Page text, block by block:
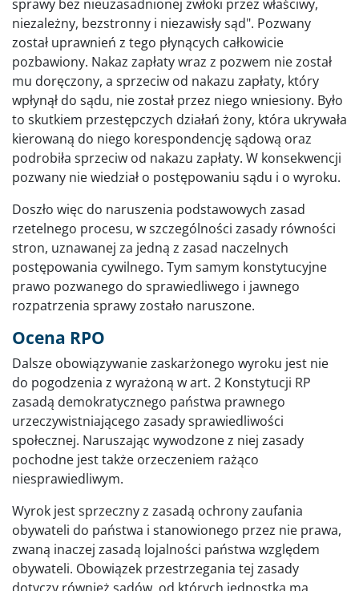
sprawy bez nieuzasadnionej zwłoki przez właściwy,
niezależny, bezstronny i niezawisły sąd". Pozwany
został uprawnień z tego płynących całkowicie
pozbawiony. Nakaz zapłaty wraz z pozwem nie został
mu doręczony, a sprzeciw od nakazu zapłaty, który
wpłynął do sądu, nie został przez niego wniesiony. Było
to skutkiem przestępczych działań żony, która ukrywała
kierowaną do niego korespondencję sądową oraz
podrobiła sprzeciw od nakazu zapłaty. W konsekwencji
pozwany nie wiedział o postępowaniu sądu i o wyroku.
Doszło więc do naruszenia podstawowych zasad
rzetelnego procesu, w szczególności zasady równości
stron, uznawanej za jedną z zasad naczelnych
postępowania cywilnego. Tym samym konstytucyjne
prawo pozwanego do sprawiedliwego i jawnego
rozpatrzenia sprawy zostało naruszone.
Ocena RPO
Dalsze obowiązywanie zaskarżonego wyroku jest nie
do pogodzenia z wyrażoną w art. 2 Konstytucji RP
zasadą demokratycznego państwa prawnego
urzeczywistniającego zasady sprawiedliwości
społecznej. Naruszając wywodzone z niej zasady
pochodne jest także orzeczeniem rażąco
niesprawiedliwym.
Wyrok jest sprzeczny z zasadą ochrony zaufania
obywateli do państwa i stanowionego przez nie prawa,
zwaną inaczej zasadą lojalności państwa względem
obywateli. Obowiązek przestrzegania tej zasady